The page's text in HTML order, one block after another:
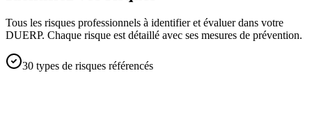
Tous les risques professionnels à identifier et évaluer dans votre
DUERP. Chaque risque est détaillé avec ses mesures de prévention.
30 types de risques référencés